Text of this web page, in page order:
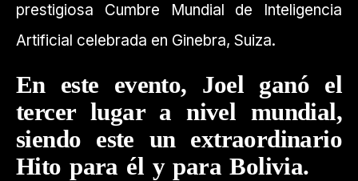
prestigiosa Cumbre Mundial de Inteligencia
Artificial celebrada en Ginebra, Suiza.
En este evento, Joel ganó el
tercer lugar a nivel mundial,
siendo este un extraordinario
Hito para él y para Bolivia.